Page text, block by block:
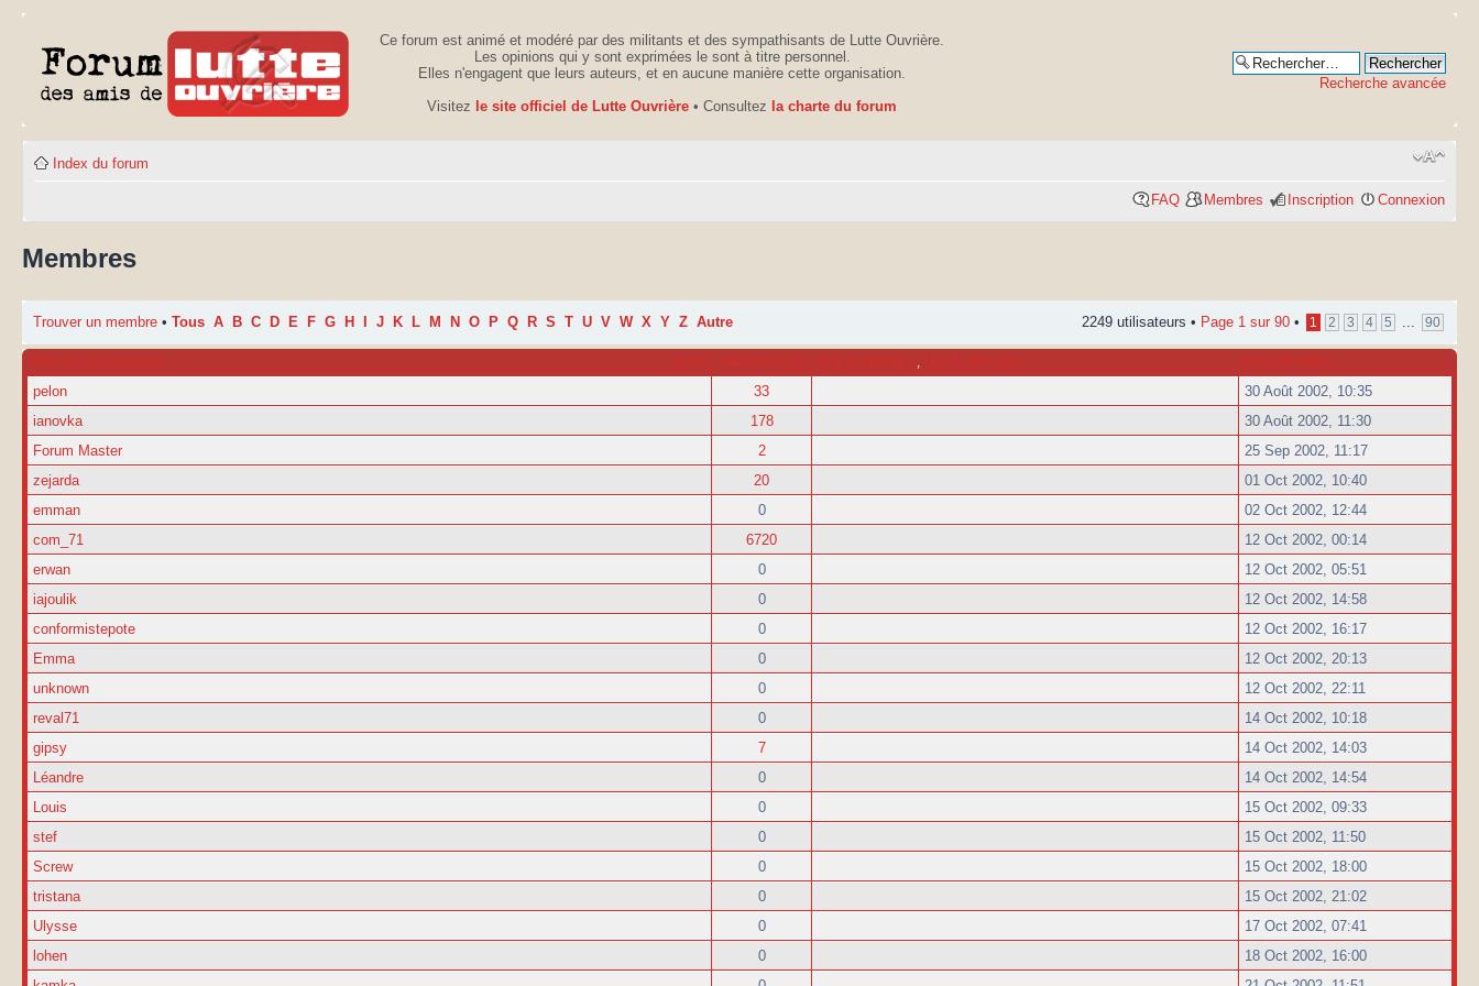
Ce forum est animé et modéré par des militants et des sympathisants de Lutte Ouvrière.
Les opinions qui y sont exprimées le sont à titre personnel.
Elles n'engagent que leurs auteurs, et en aucune manière cette organisation.
Visitez le site officiel de Lutte Ouvrière • Consultez la charte du forum
Recherche avancée
Index du forum
FAQ Membres Inscription Connexion
Membres
Trouver un membre • Tous A B C D E F G H J K L M N O P Q R S T U V W X Y Z Autre 2249 utilisateurs • Page 1 sur 90 • 1 2 3 4 5 ... 90
RANG
NOM D’UTILISATEUR MESSAGE(S) SITE INTERNET , LOCALISATION INSCRIPTION
pelon 33
30 Août 2002, 10:35
ianovka
178
30 Août 2002, 11:30
Forum Master
2
25 Sep 2002, 11:17
zejarda
20
01 Oct 2002, 10:40
emman
0
02 Oct 2002, 12:44
com_71
6720
12 Oct 2002, 00:14
erwan
0
12 Oct 2002, 05:51
iajoulik
0
12 Oct 2002, 14:58
conformistepote
0
12 Oct 2002, 16:17
Emma
0
12 Oct 2002, 20:13
unknown
0
12 Oct 2002, 22:11
reval71
0
14 Oct 2002, 10:18
gipsy
7
14 Oct 2002, 14:03
Léandre
0
14 Oct 2002, 14:54
Louis
0
15 Oct 2002, 09:33
stef
0
15 Oct 2002, 11:50
Screw
0
15 Oct 2002, 18:00
tristana
0
15 Oct 2002, 21:02
Ulysse
0
17 Oct 2002, 07:41
lohen
0
18 Oct 2002, 16:00